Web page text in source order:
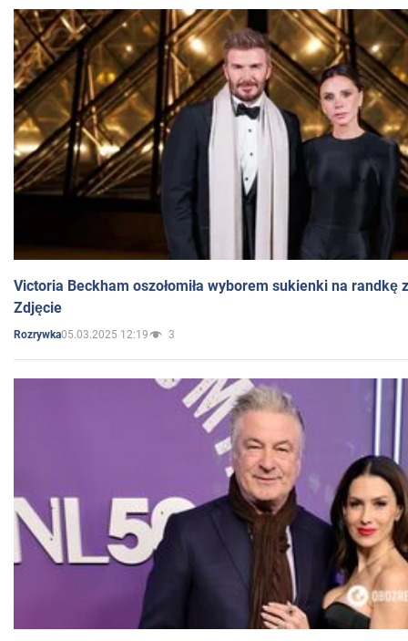
Victoria Beckham oszołomiła wyborem sukienki na randkę
Zdjęcie
Rozrywka05.03.2025 12:19 3